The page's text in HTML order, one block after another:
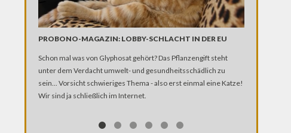
PROBONO-MAGAZIN: LOBBY-SCHLACHT IN DER EU
Schon mal was von Glyphosat gehört? Das Pflanzengift steht
unter dem Verdacht umwelt- und gesundheitsschädlich zu
sein... Vorsicht schwieriges Thema - also erst einmal eine Katze!
Wir sind ja schließlich im Internet.